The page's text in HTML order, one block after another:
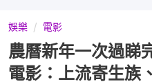
娛樂 電影
農曆新年一次過睇
電影：上流寄生族